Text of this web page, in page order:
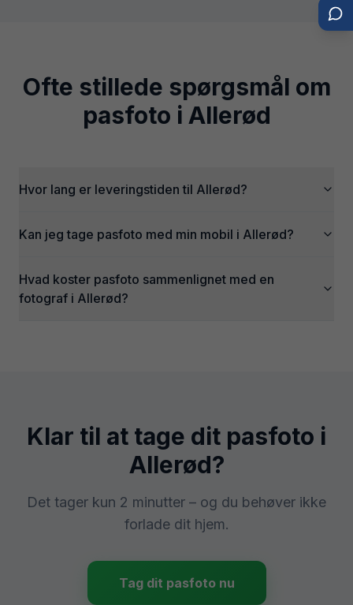
Ofte stillede spørgsmål om
pasfoto i Allerød
Hvor lang er leveringstiden til Allerød?
Kan jeg tage pasfoto med min mobil i Allerød?
Hvad koster pasfoto sammenlignet med en
fotograf i Allerød?
Klar til at tage dit pasfoto i
Allerød?
Det tager kun 2 minutter – og du behøver ikke
forlade dit hjem.
Tag dit pasfoto nu